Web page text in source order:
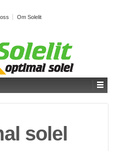
Om Solelit
solel